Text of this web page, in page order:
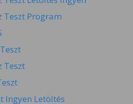
Teszt Program
Teszt
Ingyen Letöltés